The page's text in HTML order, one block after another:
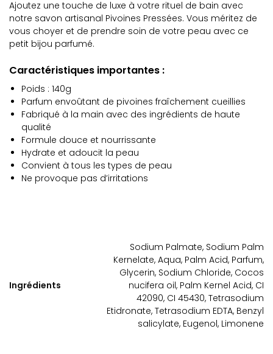
Ajoutez une touche de luxe à votre rituel de bain avec
notre savon artisanal Pivoines Pressées. Vous méritez de
vous choyer et de prendre soin de votre peau avec ce
petit bijou parfumé.
Caractéristiques importantes :
Poids : 140g
Parfum envoûtant de pivoines fraîchement cueillies
Fabriqué à la main avec des ingrédients de haute
qualité
Formule douce et nourrissante
Hydrate et adoucit la peau
Convient à tous les types de peau
Ne provoque pas d’irritations
Ingrédients
Sodium Palmate, Sodium Palm
Kernelate, Aqua, Palm Acid, Parfum,
Glycerin, Sodium Chloride, Cocos
nucifera oil, Palm Kernel Acid, CI
42090, CI 45430, Tetrasodium
Etidronate, Tetrasodium EDTA, Benzyl
salicylate, Eugenol, Limonene